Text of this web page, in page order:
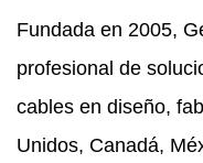
Fundada en 2005,
profesional de
cables en diseño,
Unidos, Canadá,